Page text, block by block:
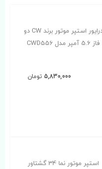
درایور استپر موتور برند CW دو
فاز 5.6 آمپر مدل CWD556
5,830,000 تومان
استپر موتور نما 34 گشتاور